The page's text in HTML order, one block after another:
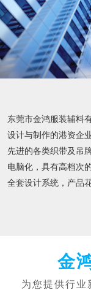
东莞市金鸿服装辅料
设计与制作的港资企
先进的各类织带及吊
电脑化，具有高档次
全套设计系统，产品